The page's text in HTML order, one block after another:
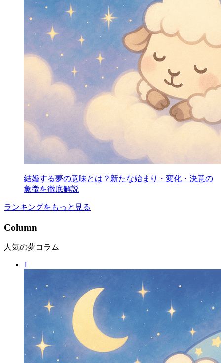
結婚する夢の意味とは？新たな始まり・変化・決意の
象徴を徹底解説
ランキングをもっと見る
Column
人気の夢コラム
1